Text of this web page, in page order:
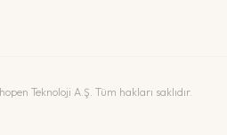
Teknoloji A.Ş. Tüm hakları saklıdır.